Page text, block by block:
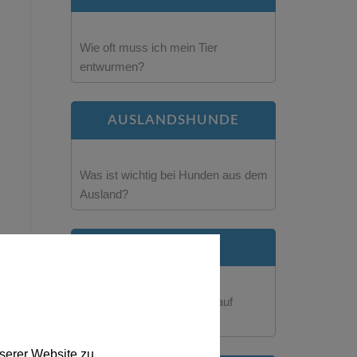
Wie oft muss ich mein Tier
entwurmen?
AUSLANDSHUNDE
Was ist wichtig bei Hunden aus dem
Ausland?
Wie schütze ich mein Tier auf